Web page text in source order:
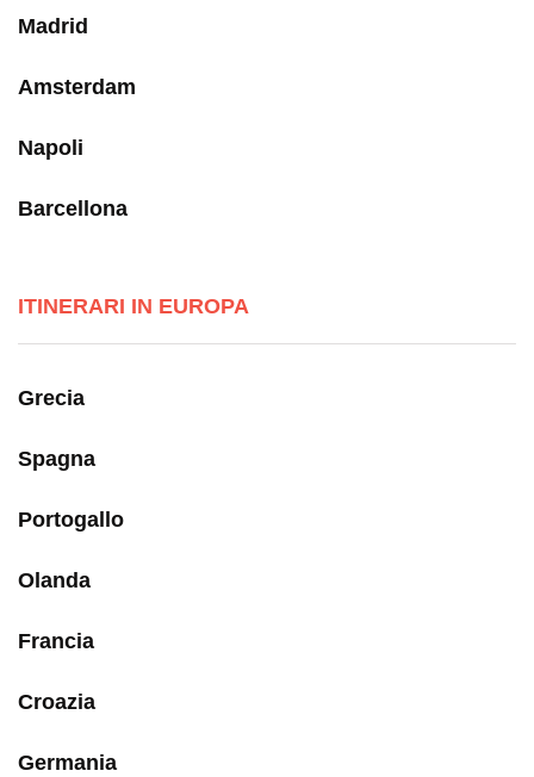
Madrid
Amsterdam
Napoli
Barcellona
ITINERARI IN EUROPA
Grecia
Spagna
Portogallo
Olanda
Francia
Croazia
Germania